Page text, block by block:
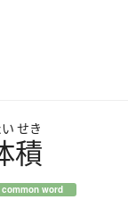
せき
積
common word